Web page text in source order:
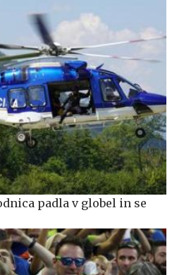
padla v globel in se